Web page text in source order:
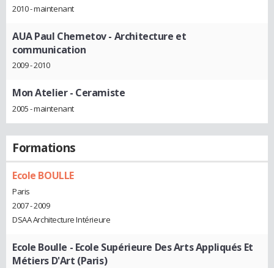
2010 - maintenant
AUA Paul Chemetov- Architecture et
communication
2009 - 2010
Mon Atelier- Ceramiste
2005 - maintenant
Formations
Ecole BOULLE
Paris
2007 - 2009
DSAA Architecture Intérieure
Ecole Boulle - Ecole Supérieure Des Arts Appliqués Et
Métiers D'Art (Paris)